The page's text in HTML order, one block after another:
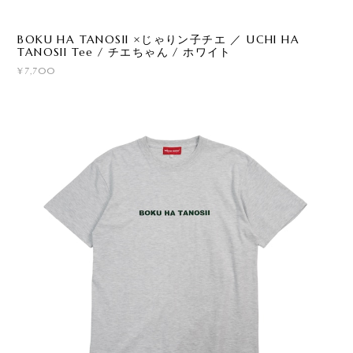
BOKU HA TANOSII ×じゃりン子チエ ／ UCHI HA
TANOSII Tee / チエちゃん / ホワイト
¥7,700